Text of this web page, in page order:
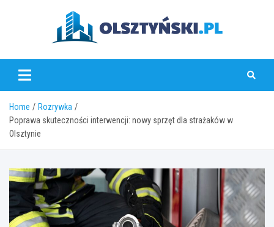
olsztynski.pl
Home
Rozrywka
Poprawa skuteczności interwencji: nowy sprzęt dla strażaków w
Olsztynie